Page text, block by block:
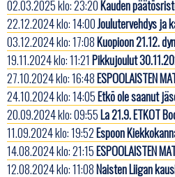
02.03.2025 klo: 23:20Kauden
22.12.2024 klo: 14:00Joulutervehdys ja
03.12.2024 klo: 17:08Kuopioon 21.12.
19.11.2024 klo: 11:21 Pikkujoulut
27.10.2024 klo: 16:48ESPOOLAISTEN
24.10.2024 klo: 14:05Etkö ole saanut
20.09.2024 klo: 09:55La 21.9. ETKOT
11.09.2024 klo: 19:52Espoon
14.08.2024 klo: 21:15ESPOOLAISTEN
12.08.2024 klo: 11:08Naisten Liigan